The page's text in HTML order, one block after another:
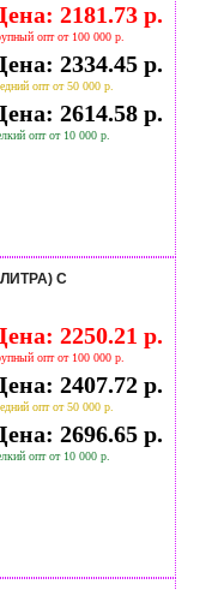
2181.73 р.
опт от 100 000 р.
2334.45 р.
опт от 50 000 р.
2614.58 р.
опт от 10 000 р.
С
2250.21 р.
опт от 100 000 р.
2407.72 р.
опт от 50 000 р.
2696.65 р.
опт от 10 000 р.